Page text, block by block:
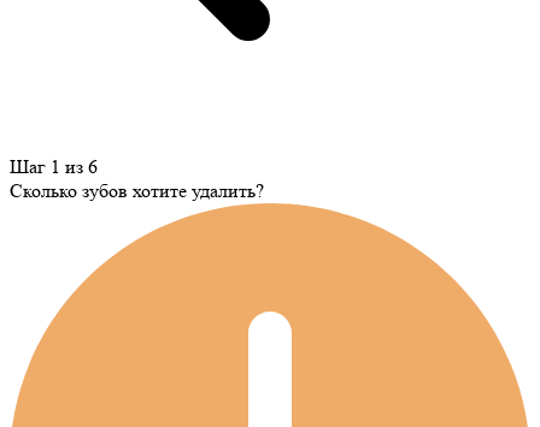
Шаг 1 из 6
Сколько зубов хотите удалить?